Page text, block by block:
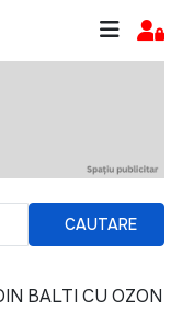
CAUTARE
BALTI CU OZON